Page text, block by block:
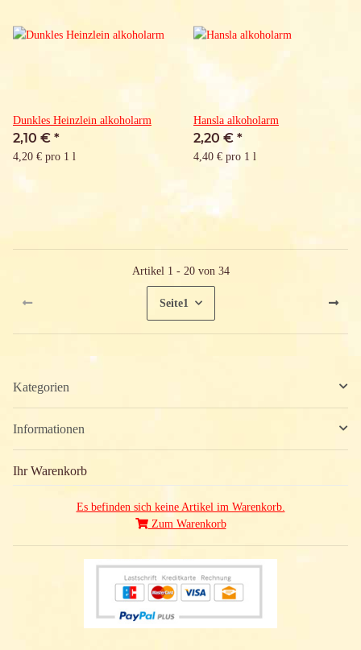
Dunkles Heinzlein alkoholarm
2,10 € *
4,20 € pro 1 l
Hansla alkoholarm
2,20 € *
4,40 € pro 1 l
Artikel 1 - 20 von 34
Seite1
Kategorien
Informationen
Ihr Warenkorb
Es befinden sich keine Artikel im Warenkorb.
Zum Warenkorb